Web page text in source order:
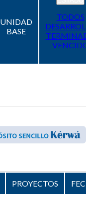
UNIDAD
BASE
TODOS
VENCIDO
PROYECTOS